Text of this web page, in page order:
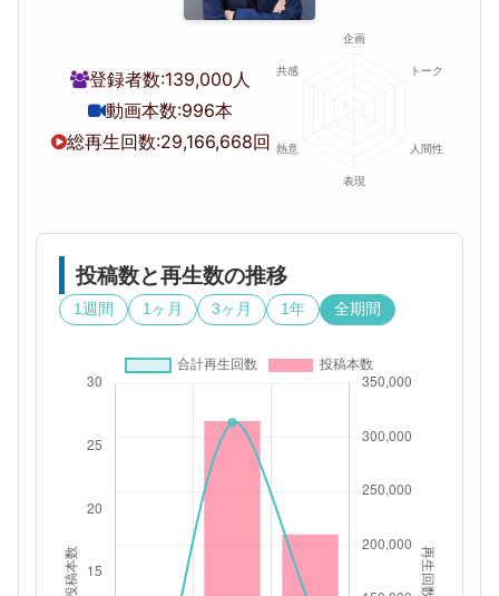
登録者数:139,000人
動画本数:996本
総再生回数:29,166,668回
投稿数と再生数の推移
1週間 1ヶ月 3ヶ月 1年 全期間